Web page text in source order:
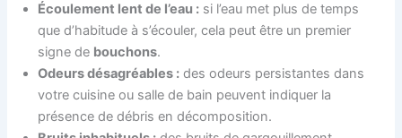
Écoulement lent de l’eau : si l’eau met plus de temps
que d’habitude à s’écouler, cela peut être un premier
signe de bouchons.
Odeurs désagréables : des odeurs persistantes dans
votre cuisine ou salle de bain peuvent indiquer la
présence de débris en décomposition.